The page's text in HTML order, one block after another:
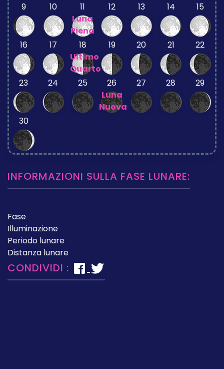
9 10
11
Luna
Piena
12 13 14 15
16 17
18
Ultimo
Quarto
19 20 21 22
23 24 25
26
Luna
Nuova
27 28 29
30
INFORMAZIONI SULLA FASE LUNARE:
Fase
Illuminazione
Periodo lunare
Distanza lunare
CONDIVIDI :